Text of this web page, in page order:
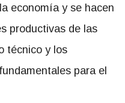
economía y se hacen
productivas de las
técnico y los
para el